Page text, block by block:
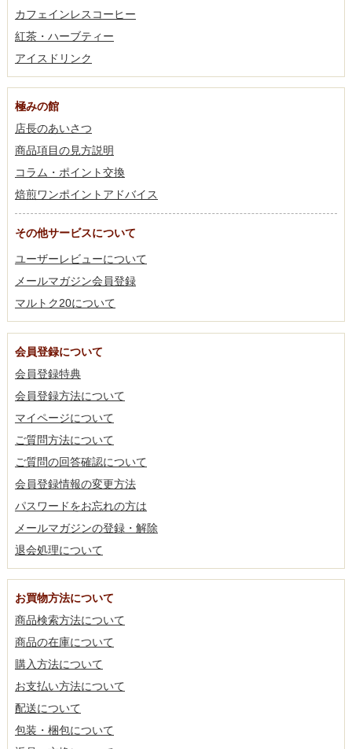
カフェインレスコーヒー
紅茶・ハーブティー
アイスドリンク
極みの館
店長のあいさつ
商品項目の見方説明
コラム・ポイント交換
焙煎ワンポイントアドバイス
その他サービスについて
ユーザーレビューについて
メールマガジン会員登録
マルトク20について
会員登録について
会員登録特典
会員登録方法について
マイページについて
ご質問方法について
ご質問の回答確認について
会員登録情報の変更方法
パスワードをお忘れの方は
メールマガジンの登録・解除
退会処理について
お買物方法について
商品検索方法について
商品の在庫について
購入方法について
お支払い方法について
配送について
包装・梱包について